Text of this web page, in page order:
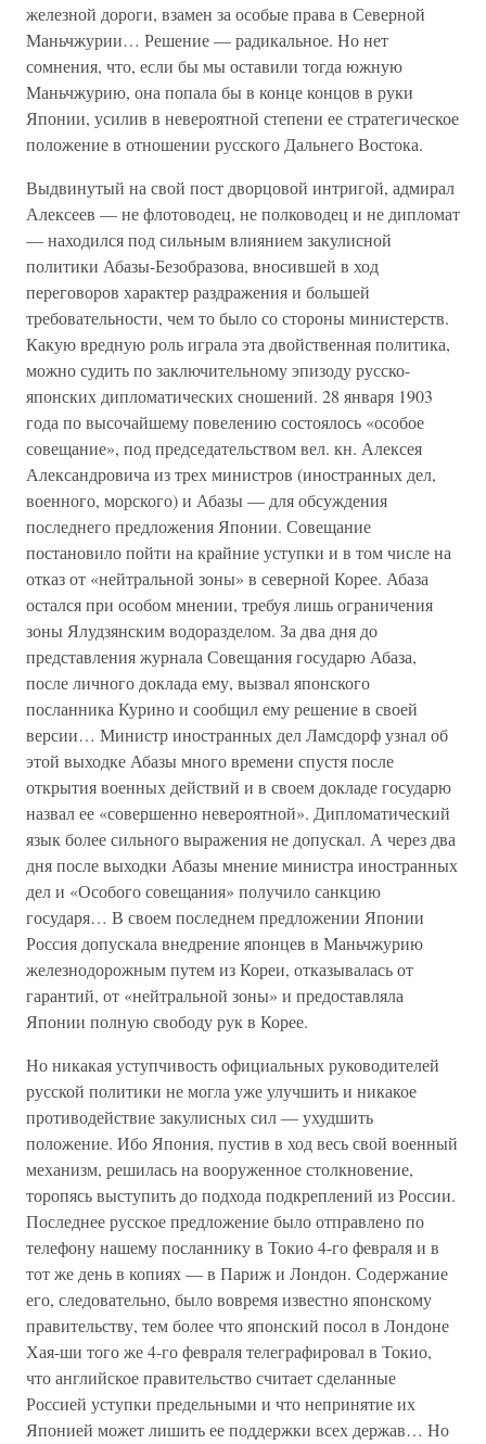
железной дороги, взамен за особые права в Северной
Маньчжурии… Решение — радикальное. Но нет
сомнения, что, если бы мы оставили тогда южную
Маньчжурию, она попала бы в конце концов в руки
Японии, усилив в невероятной степени ее стратегическое
положение в отношении русского Дальнего Востока.
Выдвинутый на свой пост дворцовой интригой, адмирал
Алексеев — не флотоводец, не полководец и не дипломат
— находился под сильным влиянием закулисной
политики Абазы-Безобразова, вносившей в ход
переговоров характер раздражения и большей
требовательности, чем то было со стороны министерств.
Какую вредную роль играла эта двойственная политика,
можно судить по заключительному эпизоду русско-
японских дипломатических сношений. 28 января 1903
года по высочайшему повелению состоялось «особое
совещание», под председательством вел. кн. Алексея
Александровича из трех министров (иностранных дел,
военного, морского) и Абазы — для обсуждения
последнего предложения Японии. Совещание
постановило пойти на крайние уступки и в том числе на
отказ от «нейтральной зоны» в северной Корее. Абаза
остался при особом мнении, требуя лишь ограничения
зоны Ялудзянским водоразделом. За два дня до
представления журнала Совещания государю Абаза,
после личного доклада ему, вызвал японского
посланника Курино и сообщил ему решение в своей
версии… Министр иностранных дел Ламсдорф узнал об
этой выходке Абазы много времени спустя после
открытия военных действий и в своем докладе государю
назвал ее «совершенно невероятной». Дипломатический
язык более сильного выражения не допускал. А через два
дня после выходки Абазы мнение министра иностранных
дел и «Особого совещания» получило санкцию
государя… В своем последнем предложении Японии
Россия допускала внедрение японцев в Маньчжурию
железнодорожным путем из Кореи, отказывалась от
гарантий, от «нейтральной зоны» и предоставляла
Японии полную свободу рук в Корее.
Но никакая уступчивость официальных руководителей
русской политики не могла уже улучшить и никакое
противодействие закулисных сил — ухудшить
положение. Ибо Япония, пустив в ход весь свой военный
механизм, решилась на вооруженное столкновение,
торопясь выступить до подхода подкреплений из России.
Последнее русское предложение было отправлено по
телефону нашему посланнику в Токио 4-го февраля и в
тот же день в копиях — в Париж и Лондон. Содержание
его, следовательно, было вовремя известно японскому
правительству, тем более что японский посол в Лондоне
Хая-ши того же 4-го февраля телеграфировал в Токио,
что английское правительство считает сделанные
Россией уступки предельными и что непринятие их
Японией может лишить ее поддержки всех держав… Но